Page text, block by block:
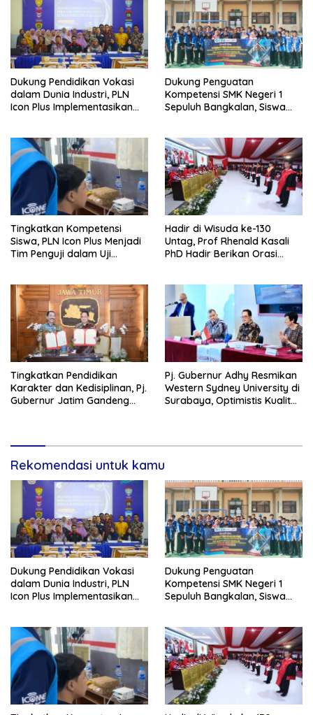
Dukung Pendidikan Vokasi
dalam Dunia Industri, PLN
Icon Plus Implementasikan
Dukung Penguatan
Kompetensi SMK Negeri 1
Sepuluh Bangkalan, Siswa
Komputer dan Jaringan
Tingkatkan Kompetensi
Siswa, PLN Icon Plus Menjadi
Tim Penguji dalam Uji
Siliragung
Hadir di Wisuda ke-130
Untag, Prof Rhenald Kasali
PhD Hadir Berikan Orasi
Tingkatkan Pendidikan
Karakter dan Kedisiplinan, Pj.
Gubernur Jatim Gandeng
Pj. Gubernur Adhy Resmikan
Western Sydney University di
Surabaya, Optimistis Kualitas
Rekomendasi untuk kamu
Dukung Pendidikan Vokasi
dalam Dunia Industri, PLN
Icon Plus Implementasikan
Dukung Penguatan
Kompetensi SMK Negeri 1
Sepuluh Bangkalan, Siswa
Komputer dan Jaringan